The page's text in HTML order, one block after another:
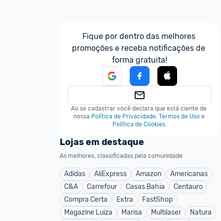
Fique por dentro das melhores
promoções e receba notificações de
forma gratuita!
Ao se cadastrar você declara que está ciente de
nossa Política de Privacidade, Termos de Uso e
Política de Cookies.
Lojas em destaque
As melhores, classificadas pela comunidade
Adidas AliExpress Amazon
Americanas
C&A
Carrefour Casas Bahia
Centauro
Compra Certa
Extra
FastShop
Magazine Luiza
Marisa Multilaser
Natura